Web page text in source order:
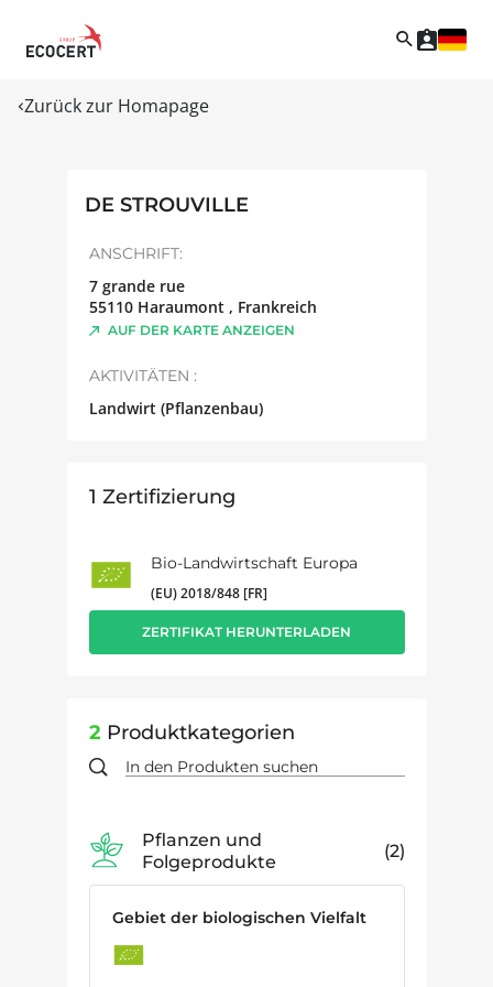
Zurück zur Homapage
DE STROUVILLE
ANSCHRIFT:
7 grande rue
55110 Haraumont , Frankreich
AUF DER KARTE ANZEIGEN
AKTIVITÄTEN :
Landwirt (Pflanzenbau)
1 Zertifizierung
Bio-Landwirtschaft Europa
(EU) 2018/848 [FR]
ZERTIFIKAT HERUNTERLADEN
2 Produktkategorien
Pflanzen und
Folgeprodukte
2
Gebiet der biologischen Vielfalt